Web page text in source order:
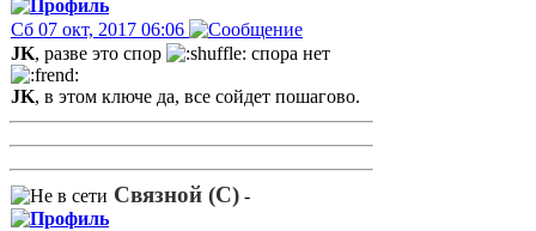
Сб 07 окт, 2017 06:06
JK, разве это спор спора нет
JK, в этом ключе да, все сойдет пошагово.
Связной (С) -